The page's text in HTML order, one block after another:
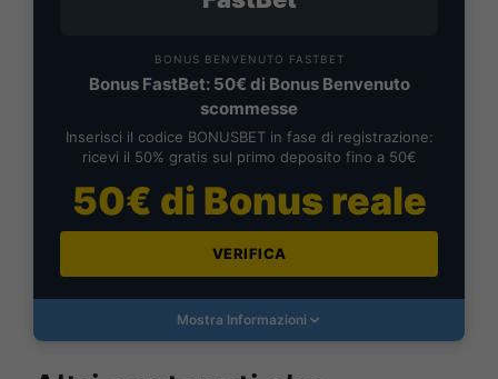
BONUS BENVENUTO FASTBET
Bonus FastBet: 50€ di Bonus Benvenuto
scommesse
Inserisci il codice BONUSBET in fase di registrazione:
ricevi il 50% gratis sul primo deposito fino a 50€
50€ di Bonus reale
VERIFICA
Mostra Informazioni